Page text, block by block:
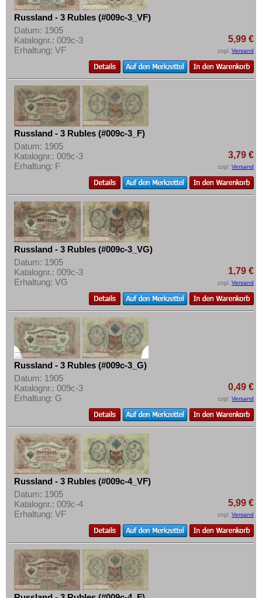
Russland - 3 Rubles (#009c-3_VF)
Datum: 1905
Katalognr.: 009c-3
Erhaltung: VF
5,99 €
zzgl. Versand
Russland - 3 Rubles (#009c-3_F)
Datum: 1905
Katalognr.: 009c-3
Erhaltung: F
3,79 €
zzgl. Versand
Russland - 3 Rubles (#009c-3_VG)
Datum: 1905
Katalognr.: 009c-3
Erhaltung: VG
1,79 €
zzgl. Versand
Russland - 3 Rubles (#009c-3_G)
Datum: 1905
Katalognr.: 009c-3
Erhaltung: G
0,49 €
zzgl. Versand
Russland - 3 Rubles (#009c-4_VF)
Datum: 1905
Katalognr.: 009c-4
Erhaltung: VF
5,99 €
zzgl. Versand